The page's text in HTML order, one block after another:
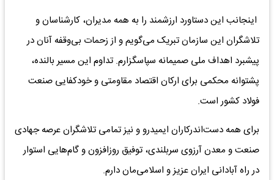
اینجانب این دستاورد ارزشمند را به همه مدیران، کارشناسان و
تلاشگران این سازمان تبریک می‌گویم و از زحمات بی‌وقفه آنان در
پیشبرد اهداف ملی صمیمانه سپاسگزارم. تداوم این مسیر بالنده،
پشتوانه محکمی برای ارکان اقتصاد مقاومتی و خودکفایی صنعت
فولاد کشور است.
برای همه دست‌اندرکاران ایمیدرو و نیز تمامی تلاشگران عرصه جهادی
صنعت و معدن آرزوی سربلندی، توفیق روزافزون و گام‌هایی استوار
در راه آبادانی ایران عزیز و اسلامی‌مان دارم.